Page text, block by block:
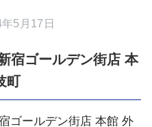
5月17日
宿ゴールデン街店 本
町